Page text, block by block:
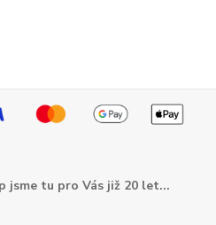
jsme tu pro Vás již 20 let...